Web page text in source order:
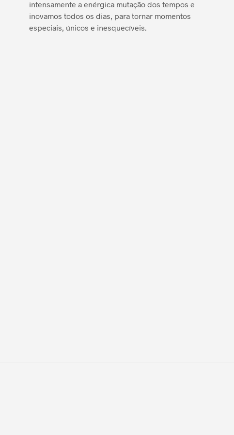
intensamente a enérgica mutação dos tempos e
inovamos todos os dias, para tornar momentos
especiais, únicos e inesquecíveis.